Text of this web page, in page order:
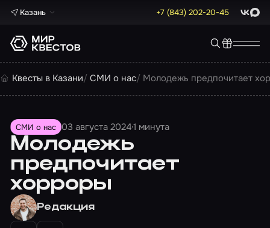
Казань +7 (843) 202-20-45 Max
Квесты в Казани СМИ о нас Молодежь предпочитает
СМИ о нас 03 августа 20241 минута
Молодежь
предпочитает
хорроры
Редакция